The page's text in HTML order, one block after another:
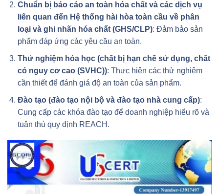
Chuẩn bị báo cáo an toàn hóa chất và các dịch vụ
liên quan đến Hệ thống hài hòa toàn cầu về phân
loại và ghi nhãn hóa chất (GHS/CLP): Đảm bảo sản
phẩm đáp ứng các yêu cầu an toàn.
Thử nghiệm hóa học (chất bị hạn chế sử dụng, chất
có nguy cơ cao (SVHC)): Thực hiện các thử nghiệm
cần thiết để đánh giá độ an toàn của sản phẩm.
Đào tạo (đào tạo nội bộ và đào tạo nhà cung cấp):
Cung cấp các khóa đào tạo để doanh nghiệp hiểu rõ và
tuân thủ quy định REACH.